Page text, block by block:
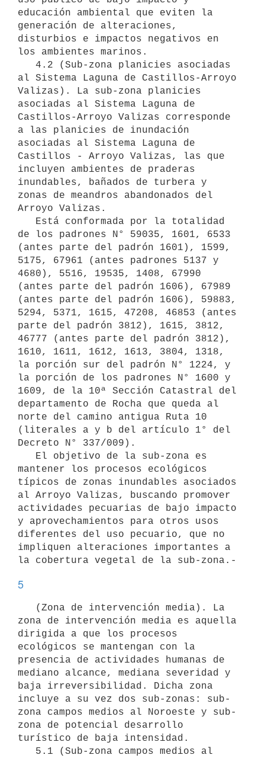
educación ambiental que eviten la
generación de alteraciones,
disturbios e impactos negativos en
los ambientes marinos.
al Sistema Laguna de Castillos-Arroyo
Valizas). La sub-zona planicies
asociadas al Sistema Laguna de
Castillos-Arroyo Valizas corresponde
a las planicies de inundación
asociadas al Sistema Laguna de
Castillos - Arroyo Valizas, las que
incluyen ambientes de praderas
inundables, bañados de turbera y
zonas de meandros abandonados del
Arroyo Valizas.
de los padrones N° 59035, 1601, 6533
(antes parte del padrón 1601), 1599,
5175, 67961 (antes padrones 5137 y
4680), 5516, 19535, 1408, 67990
(antes parte del padrón 1606), 67989
(antes parte del padrón 1606), 59883,
5294, 5371, 1615, 47208, 46853 (antes
parte del padrón 3812), 1615, 3812,
46777 (antes parte del padrón 3812),
1610, 1611, 1612, 1613, 3804, 1318,
la porción sur del padrón N° 1224, y
la porción de los padrones N° 1600 y
1609, de la 10ª Sección Catastral del
departamento de Rocha que queda al
norte del camino antigua Ruta 10
(literales a y b del artículo 1° del
Decreto N° 337/009).
mantener los procesos ecológicos
típicos de zonas inundables asociados
al Arroyo Valizas, buscando promover
actividades pecuarias de bajo impacto
y aprovechamientos para otros usos
diferentes del uso pecuario, que no
impliquen alteraciones importantes a
5
zona de intervención media es aquella
dirigida a que los procesos
ecológicos se mantengan con la
presencia de actividades humanas de
mediano alcance, mediana severidad y
baja irreversibilidad. Dicha zona
incluye a su vez dos sub-zonas: sub-
zona campos medios al Noroeste y sub-
zona de potencial desarrollo
turístico de baja intensidad.